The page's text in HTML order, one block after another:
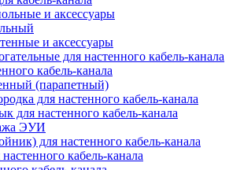
и аксессуары
и аксессуары
для настенного кабель-канала
кабель-канала
(парапетный)
для настенного кабель-канала
для настенного кабель-канала
ЭУИ
для настенного кабель-канала
кабель-канала